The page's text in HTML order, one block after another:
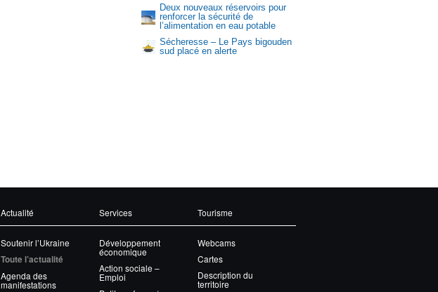
et offres d’emploi
Deux nouveaux réservoirs pour
renforcer la sécurité de
l’alimentation en eau potable
Sécheresse – Le Pays bigouden
sud placé en alerte
Actualité
Soutenir l’Ukraine
Toute l’actualité
Agenda des
manifestations
Services
Développement
économique
Action sociale –
Emploi
Tourisme
Webcams
Cartes
Description du
territoire